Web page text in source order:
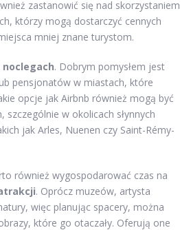
zastanowić się nad skorzystaniem
którzy mogą dostarczyć cennych
mniej znane turystom.
noclegach. Dobrym pomysłem jest
pensjonatów w miastach, które
opcje jak Airbnb również mogą być
szczególnie w okolicach słynnych
jak Arles, Nuenen czy Saint-Rémy-
również wygospodarować czas na
. Oprócz muzeów, artysta
więc planując spacery, można
które go otaczały. Oferują one